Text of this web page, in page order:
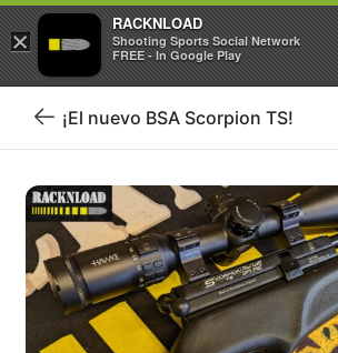
Iniciar sesión
Volver
blog
¡El nuevo BSA Scorpion TS!
×
RACKNLOAD
Shooting Sports Social Network
FREE - In Google Play